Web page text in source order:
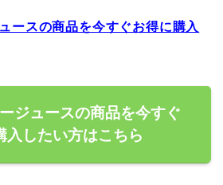
ースの商品を今すぐお得に購入
ジュースの商品を今すぐ
入したい方はこちら